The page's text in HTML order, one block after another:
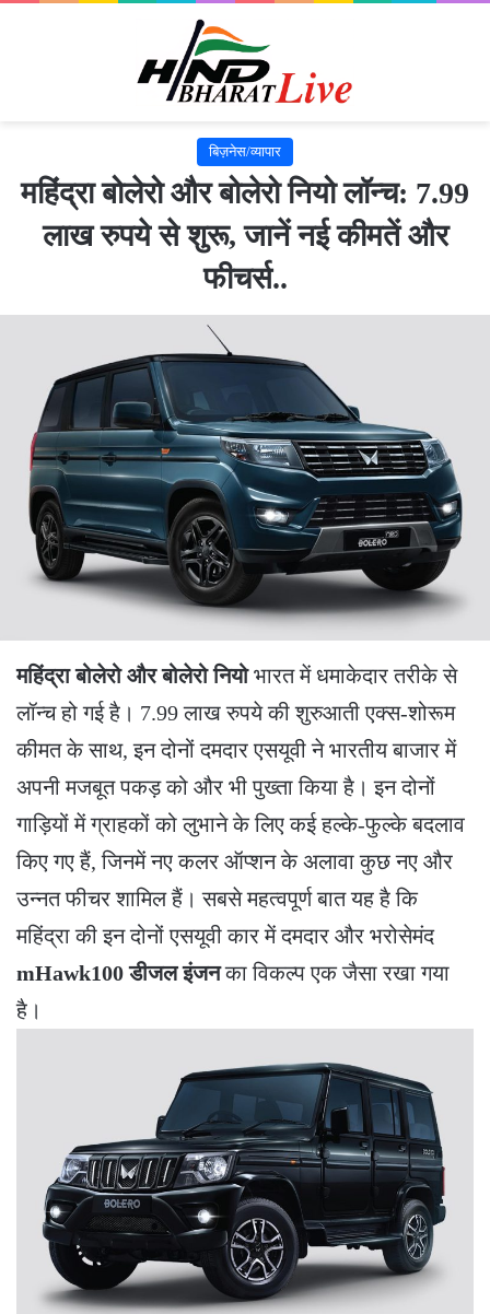
बिज़नेस/व्यापार
महिंद्रा बोलेरो और बोलेरो नियो लॉन्च: 7.99
लाख रुपये से शुरू, जानें नई कीमतें और
फीचर्स..
महिंद्रा बोलेरो और बोलेरो नियोभारत में धमाकेदार तरीके से
लॉन्च हो गई है। 7.99 लाख रुपये की शुरुआती एक्स-शोरूम
कीमत के साथ, इन दोनों दमदार एसयूवी ने भारतीय बाजार में
अपनी मजबूत पकड़ को और भी पुख्ता किया है। इन दोनों
गाड़ियों में ग्राहकों को लुभाने के लिए कई हल्के-फुल्के बदलाव
किए गए हैं, जिनमें नए कलर ऑप्शन के अलावा कुछ नए और
उन्नत फीचर शामिल हैं। सबसे महत्वपूर्ण बात यह है कि
महिंद्रा की इन दोनों एसयूवी कार में दमदार और भरोसेमंद
mHawk100 डीजल इंजनका विकल्प एक जैसा रखा गया
है।